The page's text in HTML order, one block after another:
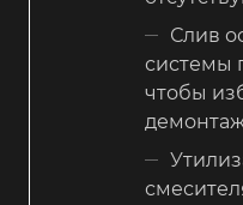
Слив
системы
чтобы